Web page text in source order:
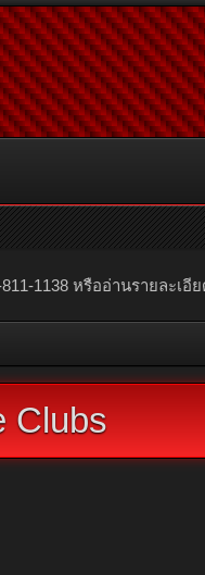
1138 หรืออ่านรายละเอี
Clubs